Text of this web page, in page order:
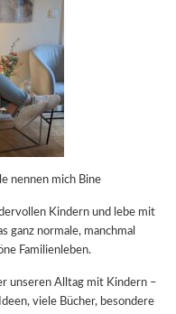
nennen mich Bine
Kindern und lebe mit
ganz normale, manchmal
Familienleben.
unseren Alltag mit Kindern –
viele Bücher, besondere